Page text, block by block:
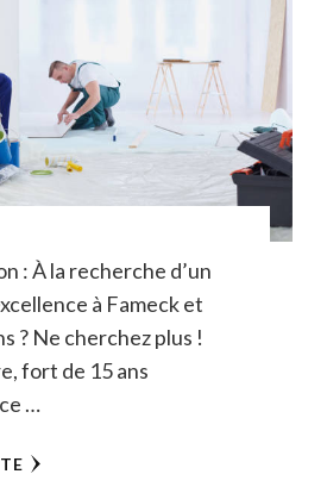
: À la recherche d’un
à Fameck et
? Ne cherchez plus !
fort de 15 ans
…